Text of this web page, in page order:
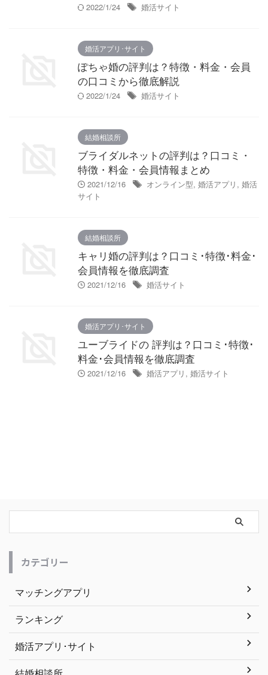
2022/1/24 婚活サイト
婚活アプリ･サイト
ぽちゃ婚の評判は？特徴・料金・会員
の口コミから徹底解説
2022/1/24 婚活サイト
結婚相談所
ブライダルネットの評判は？口コミ・
特徴・料金・会員情報まとめ
2021/12/16 オンライン型, 婚活アプリ , 婚活
サイト
結婚相談所
キャリ婚の評判は？口コミ･特徴･料金･
会員情報を徹底調査
2021/12/16 婚活サイト
婚活アプリ･サイト
ユーブライドの 評判は？口コミ･特徴･
料金･会員情報を徹底調査
2021/12/16 婚活アプリ , 婚活サイト
カテゴリー
マッチングアプリ
ランキング
婚活アプリ･サイト